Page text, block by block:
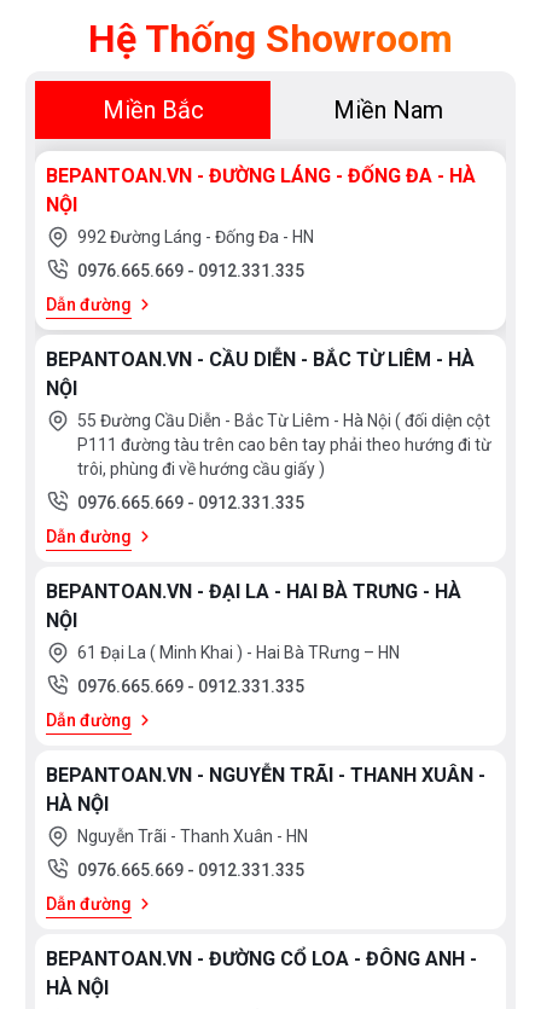
vững chắc mà tiên tiến. Hơn nữa, khiến việc lắp
đặt vô cùng linh hoạt, người mua hàng có thể chọn
PJY1804HPWE#GW/NTP011E ở bất kì vị trí nào
trong phòng tắm theo mong muốn và sở thích mà
tắm đặt sàn Toto FRP
PJY1804HPWE#GW/NTP011E với Cấu trúc phần
lòng của bồn tắm cong và thoải, có độ sâu rất phù
hợp giúp tư thế nằm của người sử dụng được dẽ
chịu, có thể nằm gác đầu và ngâm mình dễ chịu
Phần lòng bồn tắm trắng bóng và mịn cũng làm
cho việc chống bám cặn bẩn hiệu quả, dễ làm
sạch trong suốt khoảng thời gian sử dụng.
Bồn tắm TOTO Nhật FRP được tích hợp với tay
cầm bằng đồng mạ Cr/Ni sáng bóng ngay tại
trơn hiệu quả, giúp chiếc bồn tắm TOTO FRP
PJY1804HPWE#GW/NTP011E an toàn cho mọi
lứa tuổi.
Hệ Thống Showroom
Miền Bắc Miền Nam
BEPANTOAN.VN - ĐƯỜNG LÁNG - ĐỐNG ĐA - HÀ
NỘI
992 Đường Láng - Đống Đa - HN
0976.665.669 - 0912.331.335
Dẫn đường
BEPANTOAN.VN - CẦU DIỄN - BẮC TỪ LIÊM - HÀ
NỘI
55 Đường Cầu Diễn - Bắc Từ Liêm - Hà Nội ( đối diện cột
P111 đường tàu trên cao bên tay phải theo hướng đi từ
trôi, phùng đi về hướng cầu giấy )
0976.665.669 - 0912.331.335
Dẫn đường
BEPANTOAN.VN - ĐẠI LA - HAI BÀ TRƯNG - HÀ
NỘI
61 Đại La ( Minh Khai ) - Hai Bà TRưng – HN
0976.665.669 - 0912.331.335
Dẫn đường
BEPANTOAN.VN - NGUYỄN TRÃI - THANH XUÂN -
HÀ NỘI
Nguyễn Trãi - Thanh Xuân - HN
0976.665.669 - 0912.331.335
Dẫn đường
BEPANTOAN.VN - ĐƯỜNG CỔ LOA - ĐÔNG ANH -
HÀ NỘI